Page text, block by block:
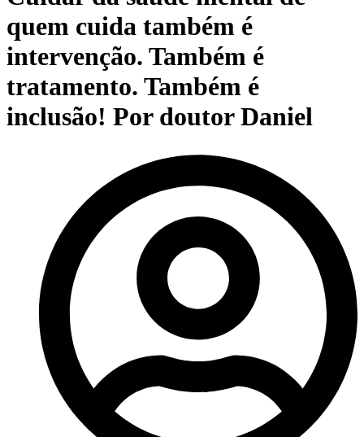
quem cuida também é
intervenção. Também é
tratamento. Também é
inclusão! Por doutor Daniel